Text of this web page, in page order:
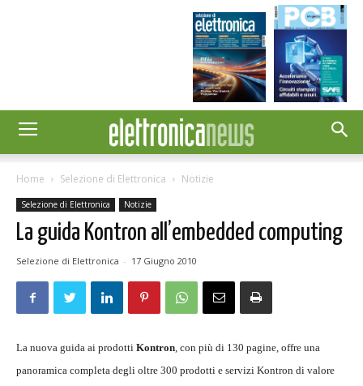
Home Selezione di Elettronica Notizie
Selezione di Elettronica Notizie
La guida Kontron all’embedded computing
Selezione di Elettronica - 17 Giugno 2010
La nuova guida ai prodotti Kontron, con più di 130 pagine, offre una
panoramica completa degli oltre 300 prodotti e servizi Kontron di valore